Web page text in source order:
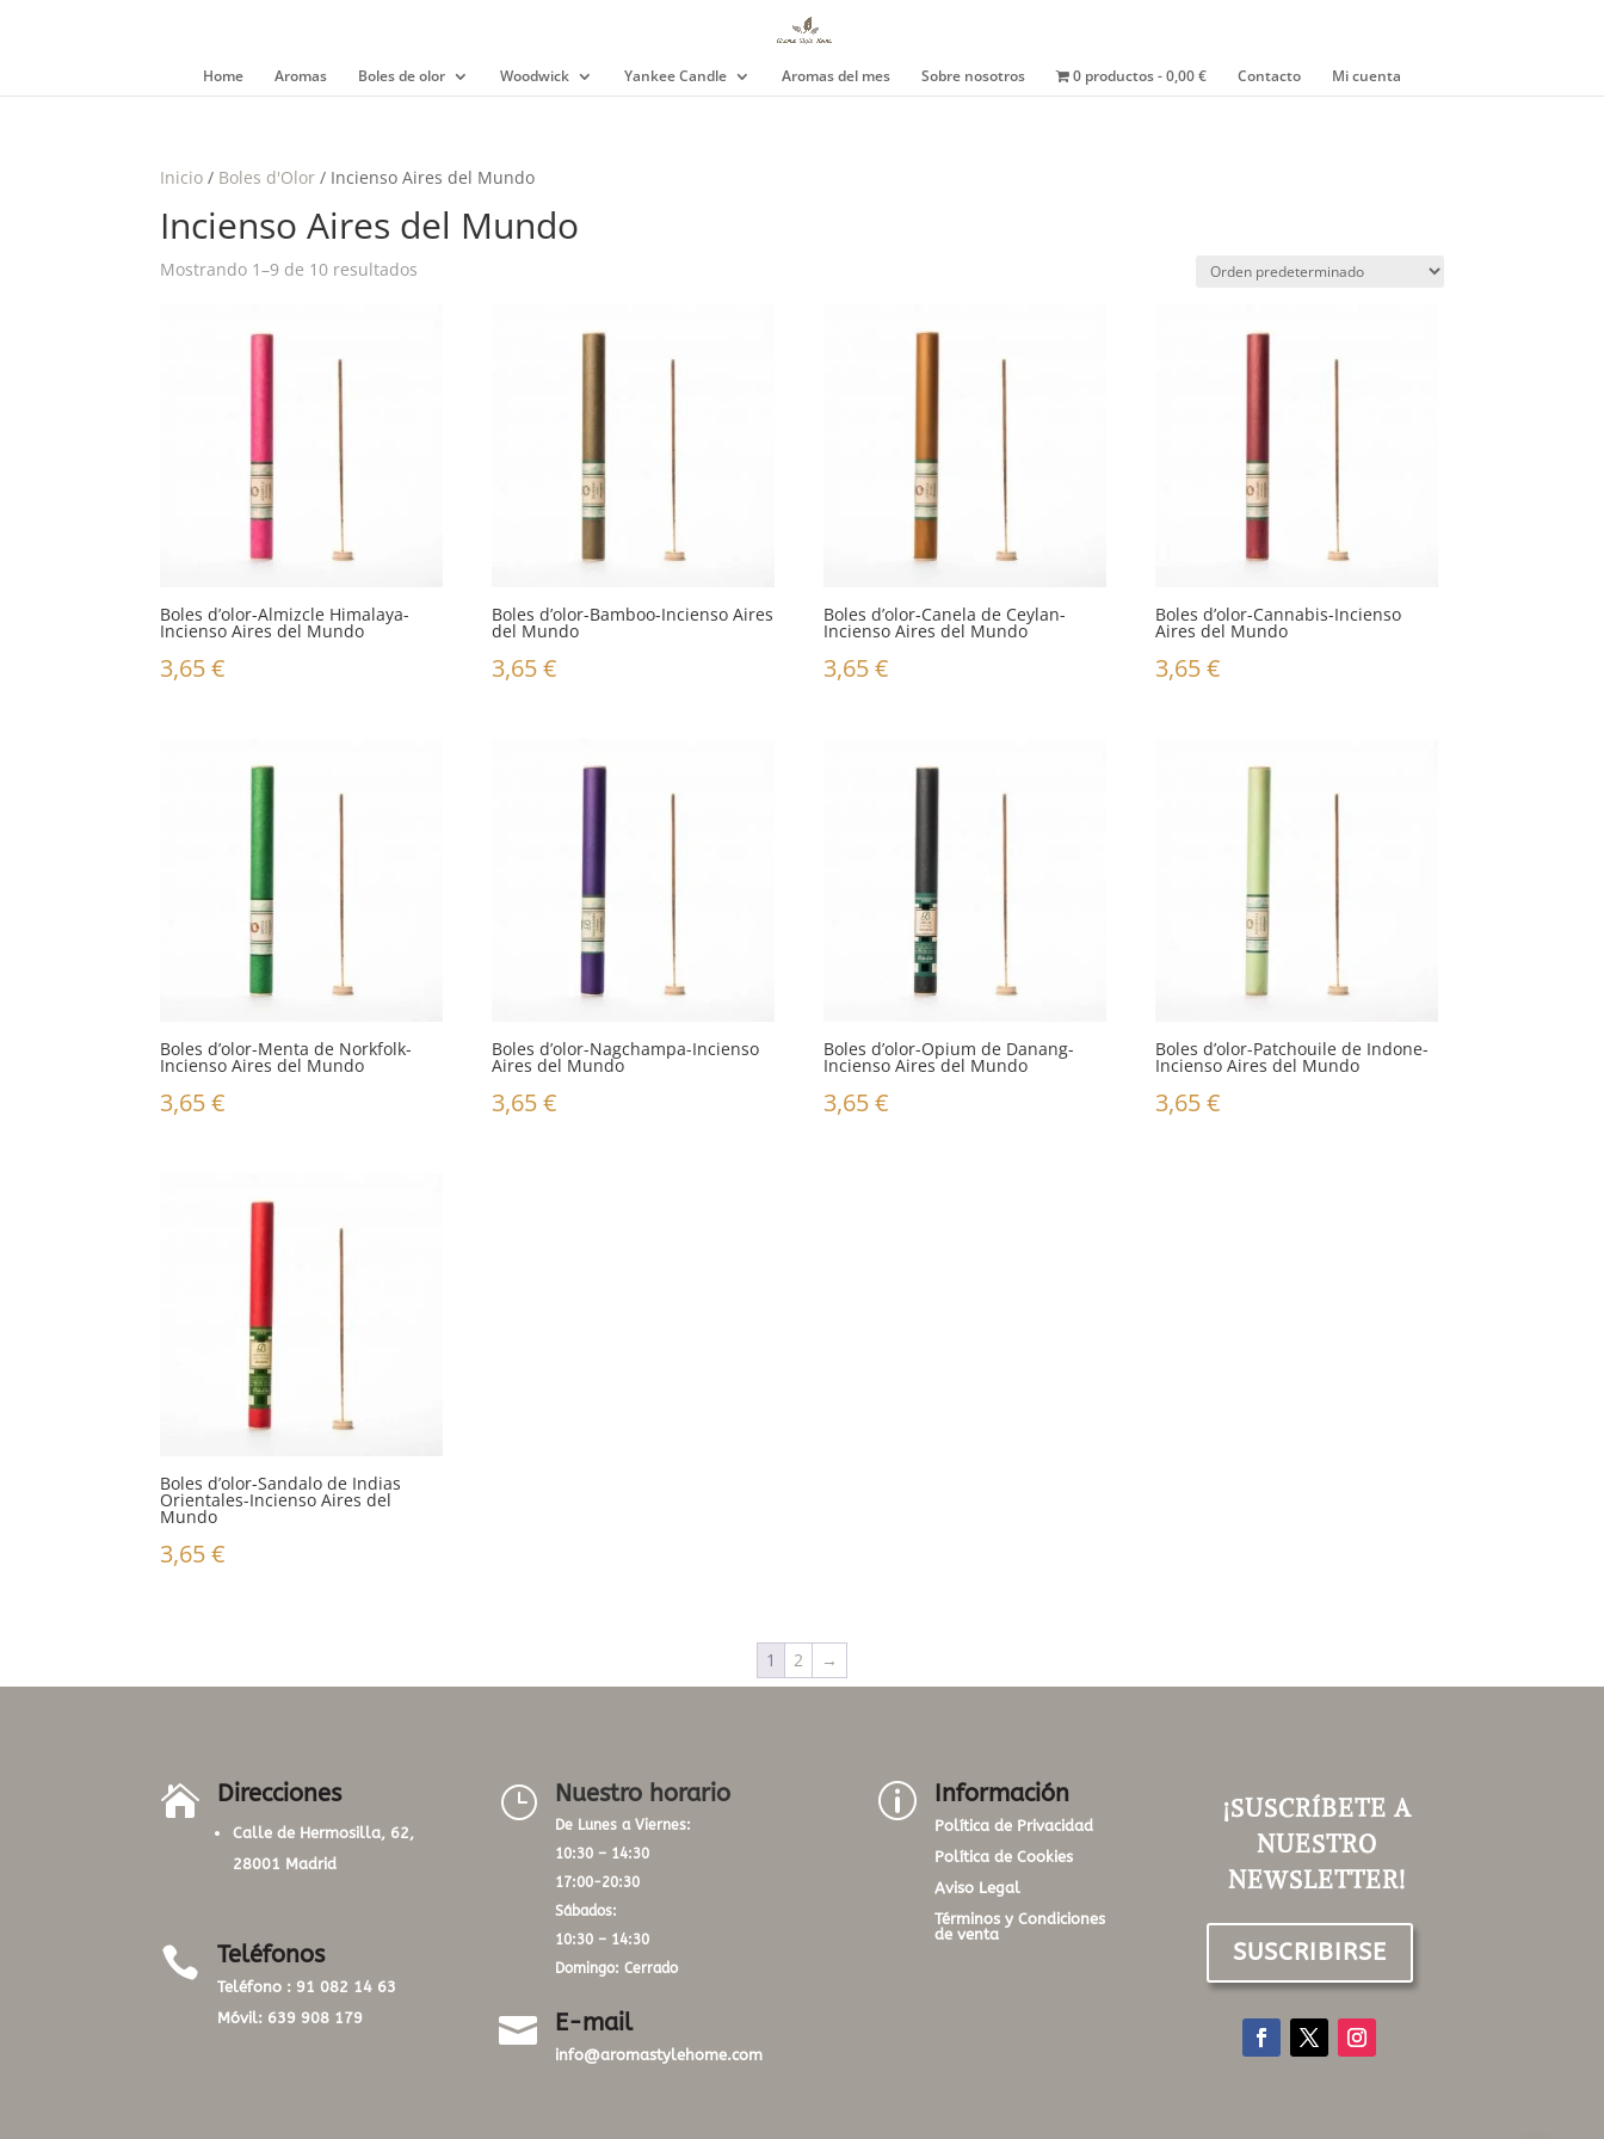
Home Aromas Boles de olor Woodwick Yankee Candle Aromas del mes Sobre nosotros 0 productos 0,00 € Contacto Mi cuenta
Inicio / Boles d'Olor / Incienso Aires del Mundo
Incienso Aires del Mundo
Mostrando 1–9 de 10 resultados
Boles d’olor-Almizcle Himalaya-
Incienso Aires del Mundo
3,65€
Boles d’olor-Bamboo-Incienso Aires
del Mundo
3,65€
Boles d’olor-Canela de Ceylan-
Incienso Aires del Mundo
3,65€
Boles d’olor-Cannabis-Incienso
Aires del Mundo
3,65€
Boles d’olor-Menta de Norkfolk-
Incienso Aires del Mundo
3,65€
Boles d’olor-Nagchampa-Incienso
Aires del Mundo
3,65€
Boles d’olor-Opium de Danang-
Incienso Aires del Mundo
3,65€
Boles d’olor-Patchouile de Indone-
Incienso Aires del Mundo
3,65€
Boles d’olor-Sandalo de Indias
Orientales-Incienso Aires del
Mundo
3,65€
1 2 →
 Direcciones
Calle de Hermosilla, 62,
28001 Madrid
 Teléfonos
Teléfono : 91 082 14 63
Móvil: 639 908 179
} Nuestro horario
De Lunes a Viernes:
10:30 – 14:30
17:00-20:30
Sábados:
10:30 – 14:30
Domingo: Cerrado
 E-mail
info@aromastylehome.com
p Información
Política de Privacidad
Política de Cookies
Aviso Legal
Términos y Condiciones
de venta
¡SUSCRÍBETE A
NUESTRO
NEWSLETTER!
SUSCRIBIRSE